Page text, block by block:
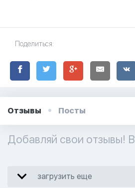
Поделиться:
Отзывы Посты
Добавляй свои отзывы! В
загрузить еще